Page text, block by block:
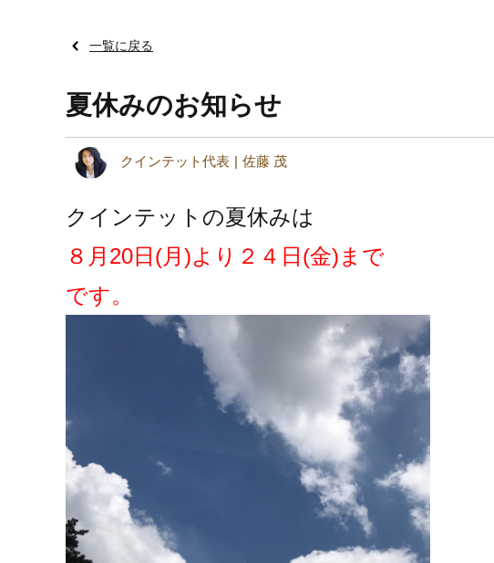
一覧に戻る
夏休みのお知らせ
クインテット代表 佐藤 茂
クインテットの夏休みは
８月20日(月)より２４日(金)まで
です。